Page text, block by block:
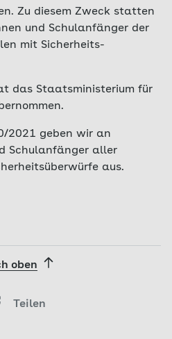
Zu diesem Zweck statten
und Schulanfänger der
mit Sicherheits-
das Staatsministerium für
2021 geben wir an
Schulanfänger aller
aus.
oben
Teilen